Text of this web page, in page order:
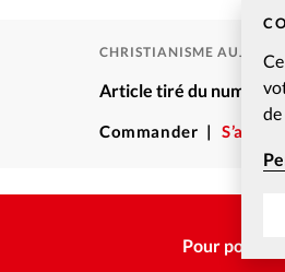
CHRISTIANISME
Article tiré du numéro
Commander
Pour